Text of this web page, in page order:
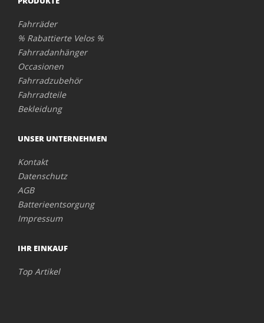
Fahrräder
% Rabattierte Velos %
Fahrradanhänger
Occasionen
Fahrradzubehör
Fahrradteile
Bekleidung
UNSER UNTERNEHMEN
Kontakt
Datenschutz
AGB
Batterieentsorgung
Impressum
IHR EINKAUF
Top Artikel